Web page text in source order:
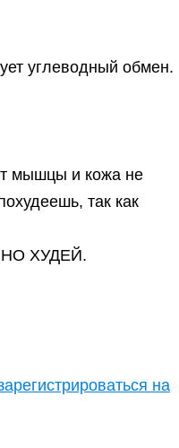
углеводный обмен.
мышцы и кожа не
так как
ХУДЕЙ.
на